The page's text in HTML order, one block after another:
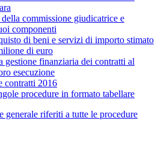
commissione giudicatrice e
componenti
di beni e servizi di importo stimato
di euro
gestione finanziaria dei contratti al
esecuzione
contratti 2016
procedure in formato tabellare
generale riferiti a tutte le procedure